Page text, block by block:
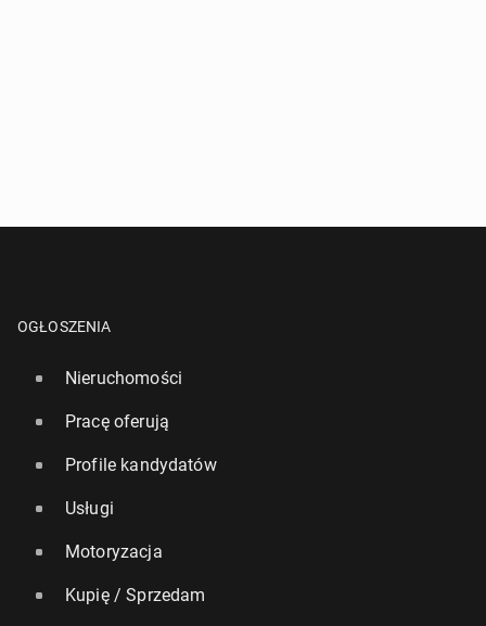
OGŁOSZENIA
Nieruchomości
Pracę oferują
Profile kandydatów
Usługi
Motoryzacja
Kupię / Sprzedam